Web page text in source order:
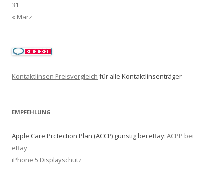
31
« März
Kontaktlinsen Preisvergleich für alle Kontaktlinsenträger
EMPFEHLUNG
Apple Care Protection Plan (ACCP) günstig bei eBay: ACPP bei
eBay
iPhone 5 Displayschutz